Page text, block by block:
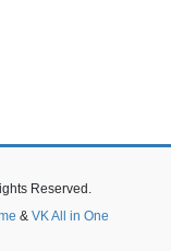
Reserved.
& VK All in One